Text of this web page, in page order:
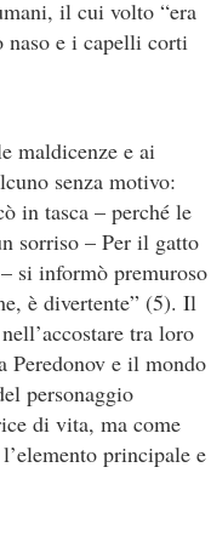
il cui volto “era
naso e i capelli corti
maldicenze e ai
senza motivo:
in tasca – perché le
sorriso – Per il gatto
si informò premuroso
è divertente” (5). Il
tra loro
Peredonov e il mondo
personaggio
di vita, ma come
principale e